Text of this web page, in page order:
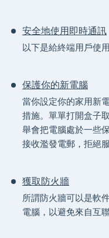
安全地使用即時通訊
以下是給終端用戶使
保護你的新電腦
當你設定你的家用新
措施。單單打開盒子
舉會把電腦處於一些
接收濫發電郵，拒絕
獲取防火牆
所謂防火牆可以是軟
電腦，以避免來自互